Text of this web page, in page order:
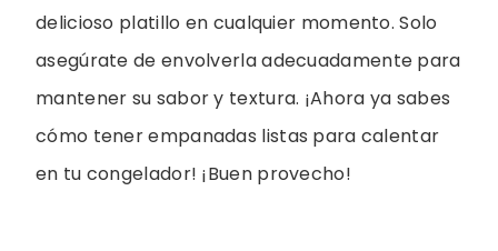
delicioso platillo en cualquier momento. Solo
asegúrate de envolverla adecuadamente para
mantener su sabor y textura. ¡Ahora ya sabes
cómo tener empanadas listas para calentar
en tu congelador! ¡Buen provecho!